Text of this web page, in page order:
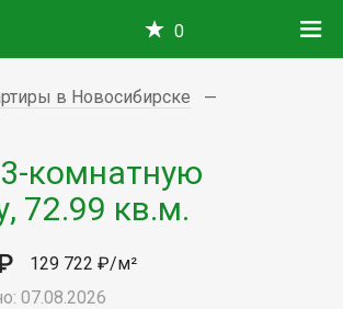
0
в Новосибирске
комнатную
72.99 кв.м.
129 722 ₽/м²
07.08.2026